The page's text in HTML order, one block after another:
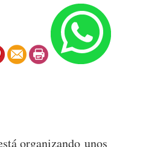
organizando unos